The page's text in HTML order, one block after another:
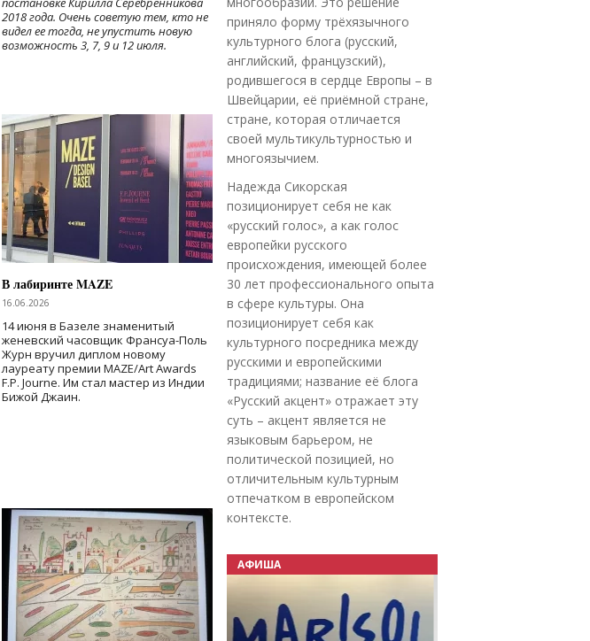
2018 года. Очень советую тем, кто не
видел ее тогда, не упустить новую
возможность 3, 7, 9 и 12 июля.
В лабиринте MAZE
16.06.2026
14 июня в Базеле знаменитый
женевский часовщик Франсуа-Поль
Журн вручил диплом новому
лауреату премии MAZE/Art Awards
F.P. Journe. Им стал мастер из Индии
Бижой Джаин.
приняло форму трёхязычного
культурного блога (русский,
английский, французский),
родившегося в сердце Европы – в
Швейцарии, её приёмной стране,
стране, которая отличается
своей мультикультурностью и
многоязычием.
Надежда Сикорская
позиционирует себя не как
«русский голос», а как голос
европейки русского
происхождения, имеющей более
30 лет профессионального опыта
в сфере культуры. Она
позиционирует себя как
культурного посредника между
русскими и европейскими
традициями; название её блога
«Русский акцент» отражает эту
суть – акцент является не
языковым барьером, не
политической позицией, но
отличительным культурным
отпечатком в европейском
контексте.
АФИША